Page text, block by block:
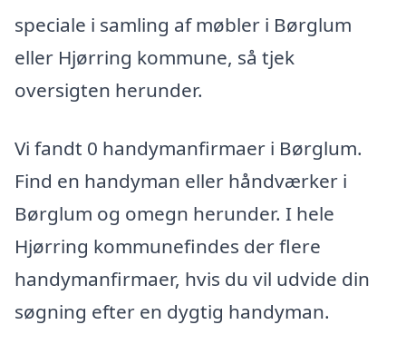
speciale i samling af møbler i Børglum
eller Hjørring kommune, så tjek
oversigten herunder.
Vi fandt 0 handymanfirmaer i Børglum.
Find en handyman eller håndværker i
Børglum og omegn herunder. I hele
Hjørring kommunefindes der flere
handymanfirmaer, hvis du vil udvide din
søgning efter en dygtig handyman.